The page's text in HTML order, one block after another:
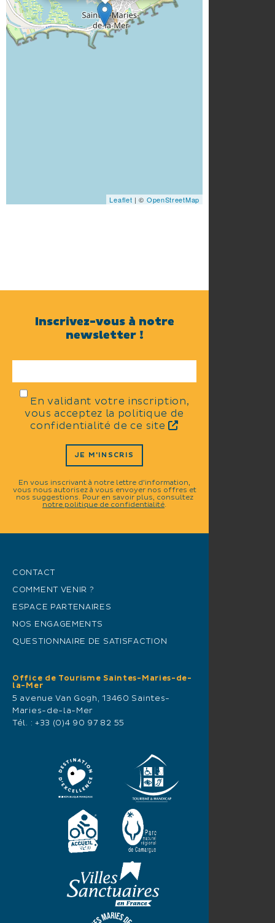
Leaflet | © OpenStreetMap
Inscrivez-vous à notre
newsletter !
En validant votre inscription,
vous acceptez la politique de
confidentialité de ce site
JE M'INSCRIS
En vous inscrivant à notre lettre d'information,
vous nous autorisez à vous envoyer nos offres et
nos suggestions. Pour en savoir plus, consultez
notre politique de confidentialité.
CONTACT
COMMENT VENIR ?
ESPACE PARTENAIRES
NOS ENGAGEMENTS
QUESTIONNAIRE DE SATISFACTION
Office de Tourisme Saintes-Maries-de-
la-Mer
5 avenue Van Gogh, 13460 Saintes-
Maries-de-la-Mer
Tél. : +33 (0)4 90 97 82 55